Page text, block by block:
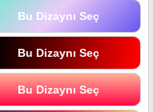
Bu Dizaynı Seç
Bu Dizaynı Seç
Bu Dizaynı Seç